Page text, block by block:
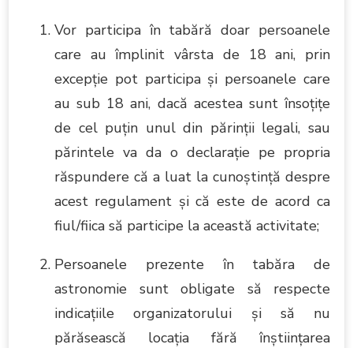
Vor participa în tabără doar persoanele
care au împlinit vârsta de 18 ani, prin
excepţie pot participa şi persoanele care
au sub 18 ani, dacă acestea sunt însoţiţe
de cel puţin unul din părinţii legali, sau
părintele va da o declaraţie pe propria
răspundere că a luat la cunoştinţă despre
acest regulament şi că este de acord ca
fiul/fiica să participe la această activitate;
Persoanele prezente în tabăra de
astronomie sunt obligate să respecte
indicaţiile organizatorului şi să nu
părăsească locaţia fără înştiinţarea